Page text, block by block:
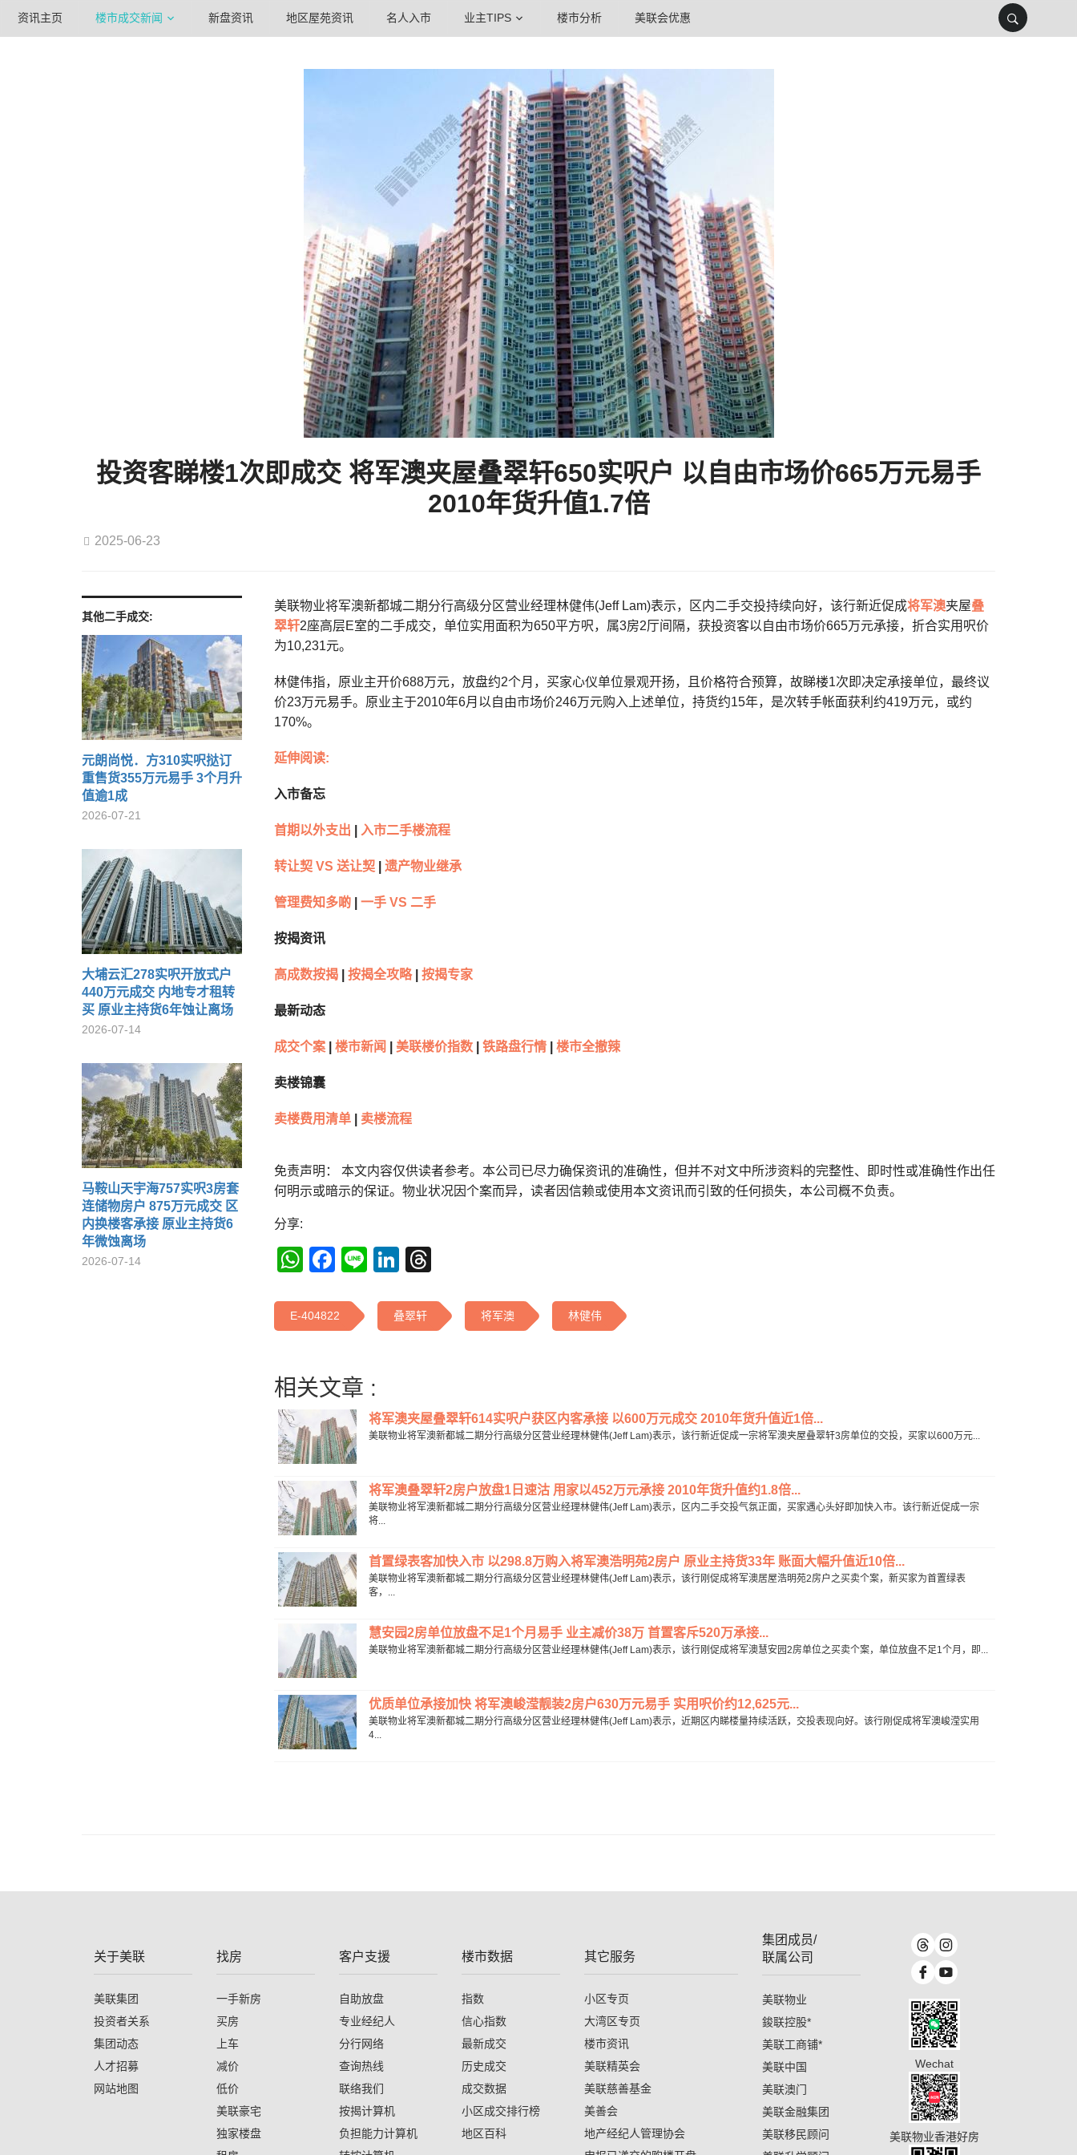
资讯主页 楼市成交新闻 新盘资讯 地区屋苑资讯 名人入市 业主TIPS 楼市分析 美联会优惠
投资客睇楼1次即成交 将军澳夹屋叠翠轩650实呎户 以自由市场价665万元易手
2010年货升值1.7倍
2025-06-23
其他二手成交:
元朗尚悦．方310实呎挞订
重售货355万元易手 3个月升
值逾1成
2026-07-21
大埔云汇278实呎开放式户
440万元成交 内地专才租转
买 原业主持货6年蚀让离场
2026-07-14
马鞍山天宇海757实呎3房套
连储物房户 875万元成交 区
内换楼客承接 原业主持货6
年微蚀离场
2026-07-14
美联物业将军澳新都城二期分行高级分区营业经理林健伟(Jeff Lam)表示，区内二手交投持续向好，该行新近促成将军澳夹屋叠
翠轩2座高层E室的二手成交，单位实用面积为650平方呎，属3房2厅间隔，获投资客以自由市场价665万元承接，折合实用呎价
为10,231元。
林健伟指，原业主开价688万元，放盘约2个月，买家心仪单位景观开扬，且价格符合预算，故睇楼1次即决定承接单位，最终议
价23万元易手。原业主于2010年6月以自由市场价246万元购入上述单位，持货约15年，是次转手帐面获利约419万元，或约
170%。
延伸阅读:
入市备忘
首期以外支出 入市二手楼流程
转让契 VS 送让契 遗产物业继承
管理费知多啲 一手 VS 二手
按揭资讯
高成数按揭 按揭全攻略| 按揭专家
最新动态
成交个案 楼市新闻 美联楼价指数 铁路盘行情 楼市全撤辣
卖楼锦囊
卖楼费用清单 卖楼流程
免责声明： 本文内容仅供读者参考。本公司已尽力确保资讯的准确性，但并不对文中所涉资料的完整性、即时性或准确性作出任
何明示或暗示的保证。物业状况因个案而异，读者因信赖或使用本文资讯而引致的任何损失，本公司概不负责。
分享:
WhatsApp
Facebook
LineLinkedIn
E-404822 叠翠轩 将军澳 林健伟
相关文章 :
将军澳夹屋叠翠轩614实呎户获区内客承接 以600万元成交 2010年货升值近1倍...
美联物业将军澳新都城二期分行高级分区营业经理林健伟(Jeff Lam)表示，该行新近促成一宗将军澳夹屋叠翠轩3房单位的交投，买家以600万元...
将军澳叠翠轩2房户放盘1日速沽 用家以452万元承接 2010年货升值约1.8倍...
美联物业将军澳新都城二期分行高级分区营业经理林健伟(Jeff Lam)表示，区内二手交投气氛正面，买家遇心头好即加快入市。该行新近促成一宗
将...
首置绿表客加快入市 以298.8万购入将军澳浩明苑2房户 原业主持货33年 账面大幅升值近10倍...
美联物业将军澳新都城二期分行高级分区营业经理林健伟(Jeff Lam)表示，该行刚促成将军澳居屋浩明苑2房户之买卖个案，新买家为首置绿表
客，...
慧安园2房单位放盘不足1个月易手 业主减价38万 首置客斥520万承接...
美联物业将军澳新都城二期分行高级分区营业经理林健伟(Jeff Lam)表示，该行刚促成将军澳慧安园2房单位之买卖个案，单位放盘不足1个月，即...
优质单位承接加快 将军澳峻滢靓装2房户630万元易手 实用呎价约12,625元...
美联物业将军澳新都城二期分行高级分区营业经理林健伟(Jeff Lam)表示，近期区内睇楼量持续活跃，交投表现向好。该行刚促成将军澳峻滢实用
4...
关于美联
美联集团
投资者关系
集团动态
人才招募
网站地图
找房
一手新房
买房
上车
减价
低价
美联豪宅
独家楼盘
客户支援
自助放盘
专业经纪人
分行网络
查询热线
联络我们
按揭计算机
负担能力计算机
楼市数据
指数
信心指数
最新成交
历史成交
成交数据
小区成交排行榜
地区百科
其它服务
小区专页
大湾区专页
楼市资讯
美联精英会
美联慈善基金
美善会
地产经纪人管理协会
集团成员/
联属公司
美联物业
鋑联控股*
美联工商铺*
美联中国
美联澳门
美联金融集团
美联移民顾问
Wechat
美联物业香港好房